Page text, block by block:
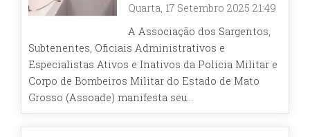
Quarta, 17 Setembro 2025 21:49
A Associação dos Sargentos,
Subtenentes, Oficiais Administrativos e
Especialistas Ativos e Inativos da Polícia Militar e
Corpo de Bombeiros Militar do Estado de Mato
Grosso (Assoade) manifesta seu...